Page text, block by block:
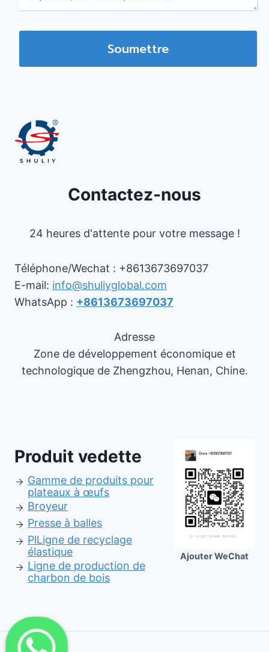
Soumettre
Contactez-nous
24 heures d'attente pour votre message !
Téléphone/Wechat : +8613673697037
E-mail: info@shuliyglobal.com
WhatsApp : +8613673697037
Adresse
Zone de développement économique et
technologique de Zhengzhou, Henan, Chine.
Produit vedette
Gamme de produits pour
plateaux à œufs
Broyeur
Presse à balles
PlLigne de recyclage
élastique
Ligne de production de
charbon de bois
Ajouter WeChat